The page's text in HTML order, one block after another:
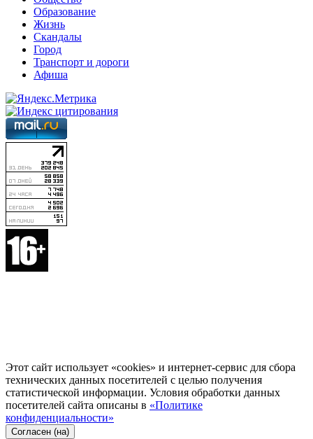
Образование
Жизнь
Скандалы
Город
Транспорт и дороги
Афиша
Этот сайт использует «cookies» и интернет-сервис для сбора
технических данных посетителей с целью получения
статистической информации. Условия обработки данных
посетителей сайта описаны в «Политике
конфиденциальности»
Согласен (на)